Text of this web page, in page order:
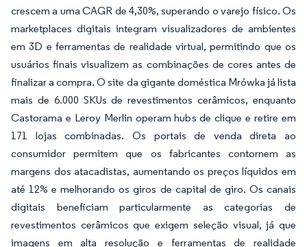
crescem a uma CAGR de 4,30%, superando o varejo físico. Os
marketplaces digitais integram visualizadores de ambientes
em 3D e ferramentas de realidade virtual, permitindo que os
usuários finais visualizem as combinações de cores antes de
finalizar a compra. O site da gigante doméstica Mrówka já lista
mais de 6.000 SKUs de revestimentos cerâmicos, enquanto
Castorama e Leroy Merlin operam hubs de clique e retire em
171 lojas combinadas. Os portais de venda direta ao
consumidor permitem que os fabricantes contornem as
margens dos atacadistas, aumentando os preços líquidos em
até 12% e melhorando os giros de capital de giro. Os canais
digitais beneficiam particularmente as categorias de
revestimentos cerâmicos que exigem seleção visual, já que
imagens em alta resolução e ferramentas de realidade